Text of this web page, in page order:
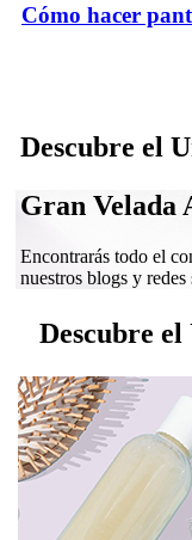
Cómo hacer
Descubre el
Gran Velada
Encontrarás todo el
nuestros blogs y redes
Descubre